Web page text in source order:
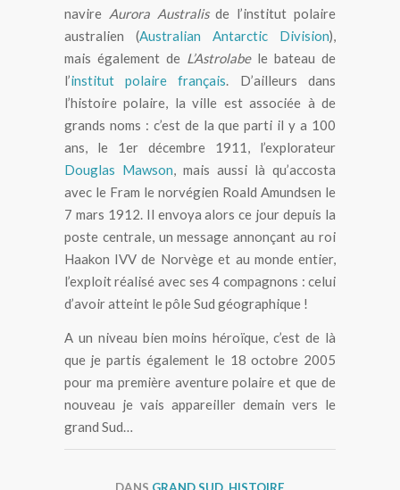
navire Aurora Australisde l’institut polaire
australien (Australian Antarctic Division),
mais également de L’Astrolabele bateau de
l’institut polaire français. D’ailleurs dans
l’histoire polaire, la ville est associée à de
grands noms : c’est de la que parti il y a 100
ans, le 1er décembre 1911, l’explorateur
Douglas Mawson, mais aussi là qu’accosta
avec le Fram le norvégien Roald Amundsen le
7 mars 1912. Il envoya alors ce jour depuis la
poste centrale, un message annonçant au roi
Haakon IVV de Norvège et au monde entier,
l’exploit réalisé avec ses 4 compagnons : celui
d’avoir atteint le pôle Sud géographique !
A un niveau bien moins héroïque, c’est de là
que je partis également le 18 octobre 2005
pour ma première aventure polaire et que de
nouveau je vais appareiller demain vers le
grand Sud…